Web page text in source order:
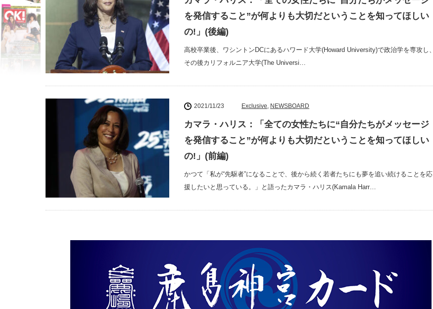
を発信すること”が何よりも大切だということを知ってほしい
の!」(後編)
高校卒業後、ワシントンDCにあるハワード大学(Howard University)で政治学を専攻し、
その後カリフォルニア大学(The Universi…
2021/11/23 Exclusive, NEWSBOARD
カマラ・ハリス：「全ての女性たちに“自分たちがメッセージ
を発信すること”が何よりも大切だということを知ってほしい
の!」(前編)
かつて「私が“先駆者”になることで、後から続く若者たちにも夢を追い続けることを応
援したいと思っている。」と語ったカマラ・ハリス(Kamala Harr…